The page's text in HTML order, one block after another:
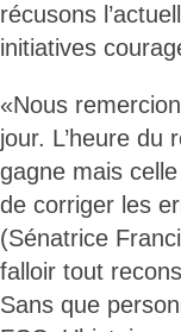
récusons
initiatives
«Nous
jour. L’heure du
gagne mais
de corriger les
(Sénatrice
falloir tout
Sans que